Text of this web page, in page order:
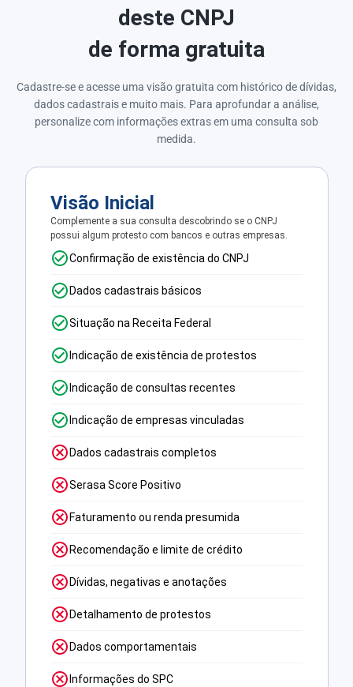
deste CNPJ
de forma gratuita
Cadastre-se e acesse uma visão gratuita com histórico de dívidas,
dados cadastrais e muito mais. Para aprofundar a análise,
personalize com informações extras em uma consulta sob
medida.
Visão Inicial
Complemente a sua consulta descobrindo se o CNPJ
possui algum protesto com bancos e outras empresas.
Confirmação de existência do CNPJ
Dados cadastrais básicos
Situação na Receita Federal
Indicação de existência de protestos
Indicação de consultas recentes
Indicação de empresas vinculadas
Dados cadastrais completos
Serasa Score Positivo
Faturamento ou renda presumida
Recomendação e limite de crédito
Dívidas, negativas e anotações
Detalhamento de protestos
Dados comportamentais
Informações do SPC